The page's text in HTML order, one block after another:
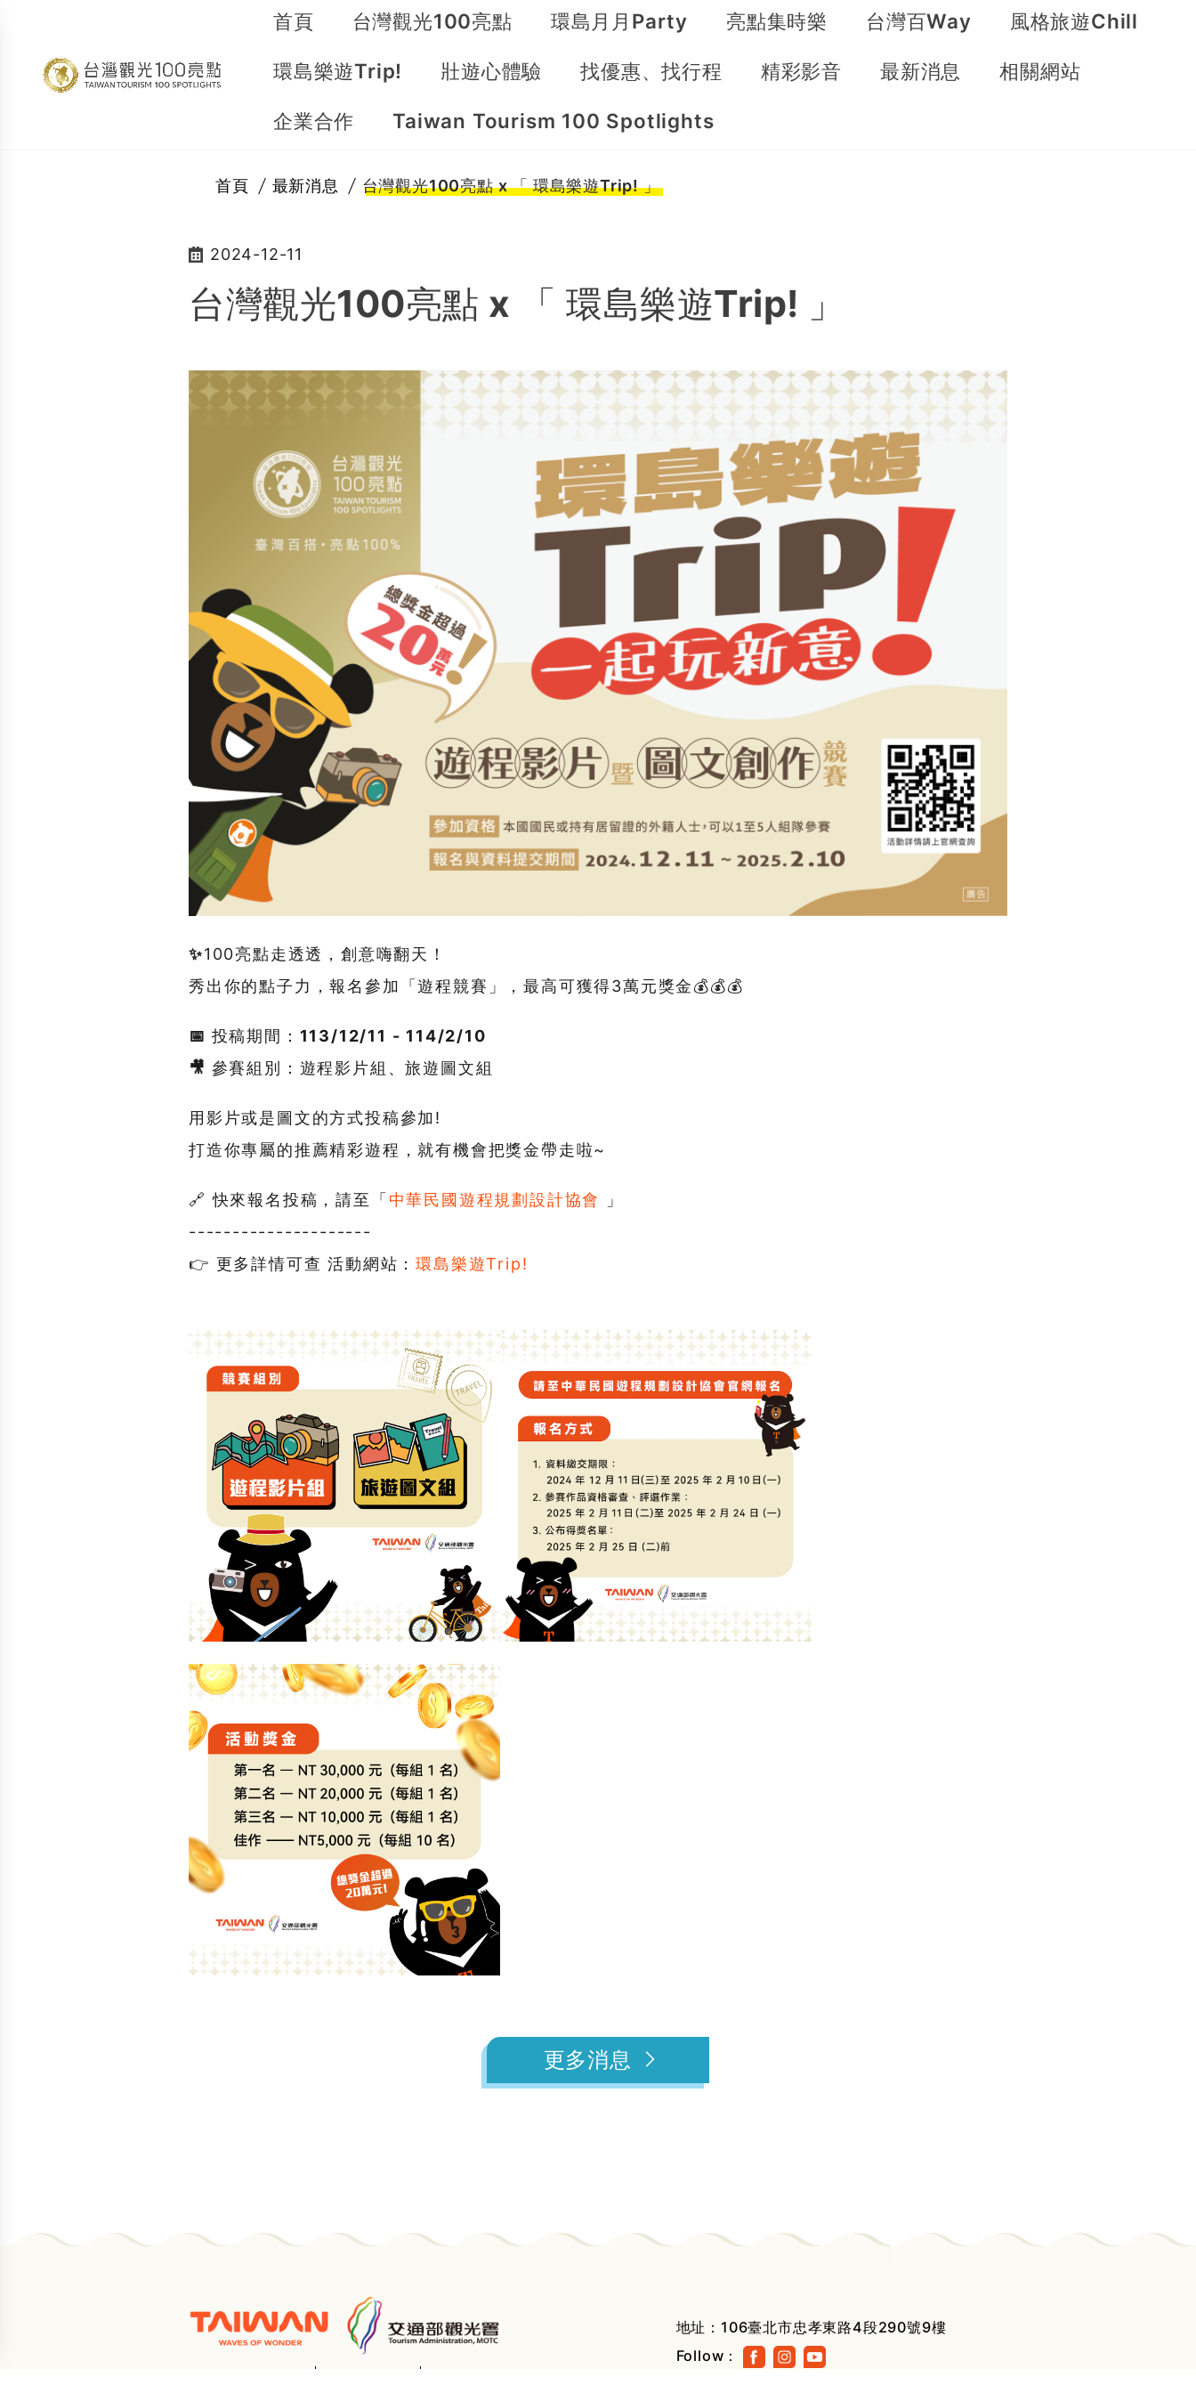
首頁 台灣觀光100亮點 環島月月Party 亮點集時樂 台灣百Way 風格旅遊Chill
環島樂遊Trip! 壯遊心體驗 找優惠、找行程 精彩影音 最新消息 相關網站
企業合作 Taiwan Tourism 100 Spotlights
首頁 最新消息 台灣觀光100亮點 x 「 環島樂遊Trip! 」
2024-12-11
台灣觀光100亮點 x 「 環島樂遊Trip! 」
✨100亮點走透透，創意嗨翻天！
秀出你的點子力，報名參加「遊程競賽」，最高可獲得3萬元獎金💰💰💰
📅 投稿期間：113/12/11 - 114/2/10
🎥 參賽組別：遊程影片組、旅遊圖文組
用影片或是圖文的方式投稿參加!
打造你專屬的推薦精彩遊程，就有機會把獎金帶走啦~
🔗 快來報名投稿，請至「 中華民國遊程規劃設計協會
」
---------------------
👉 更多詳情可查 活動網站：環島樂遊Trip!
更多消息
地址： 106臺北市忠孝東路4段290號9樓
Follow：